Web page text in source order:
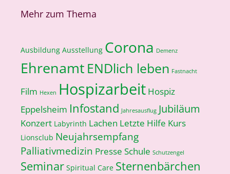
Mehr zum Thema
Ausbildung Ausstellung Corona Demenz
Ehrenamt ENDlich leben Fastnacht
Film Hexen Hospizarbeit Hospiz
Eppelsheim Infostand Jahresausflug Jubiläum
Konzert Labyrinth Lachen Letzte Hilfe Kurs
Lionsclub Neujahrsempfang
Palliativmedizin Presse Schule Schutzengel
Seminar Spiritual Care Sternenbärchen